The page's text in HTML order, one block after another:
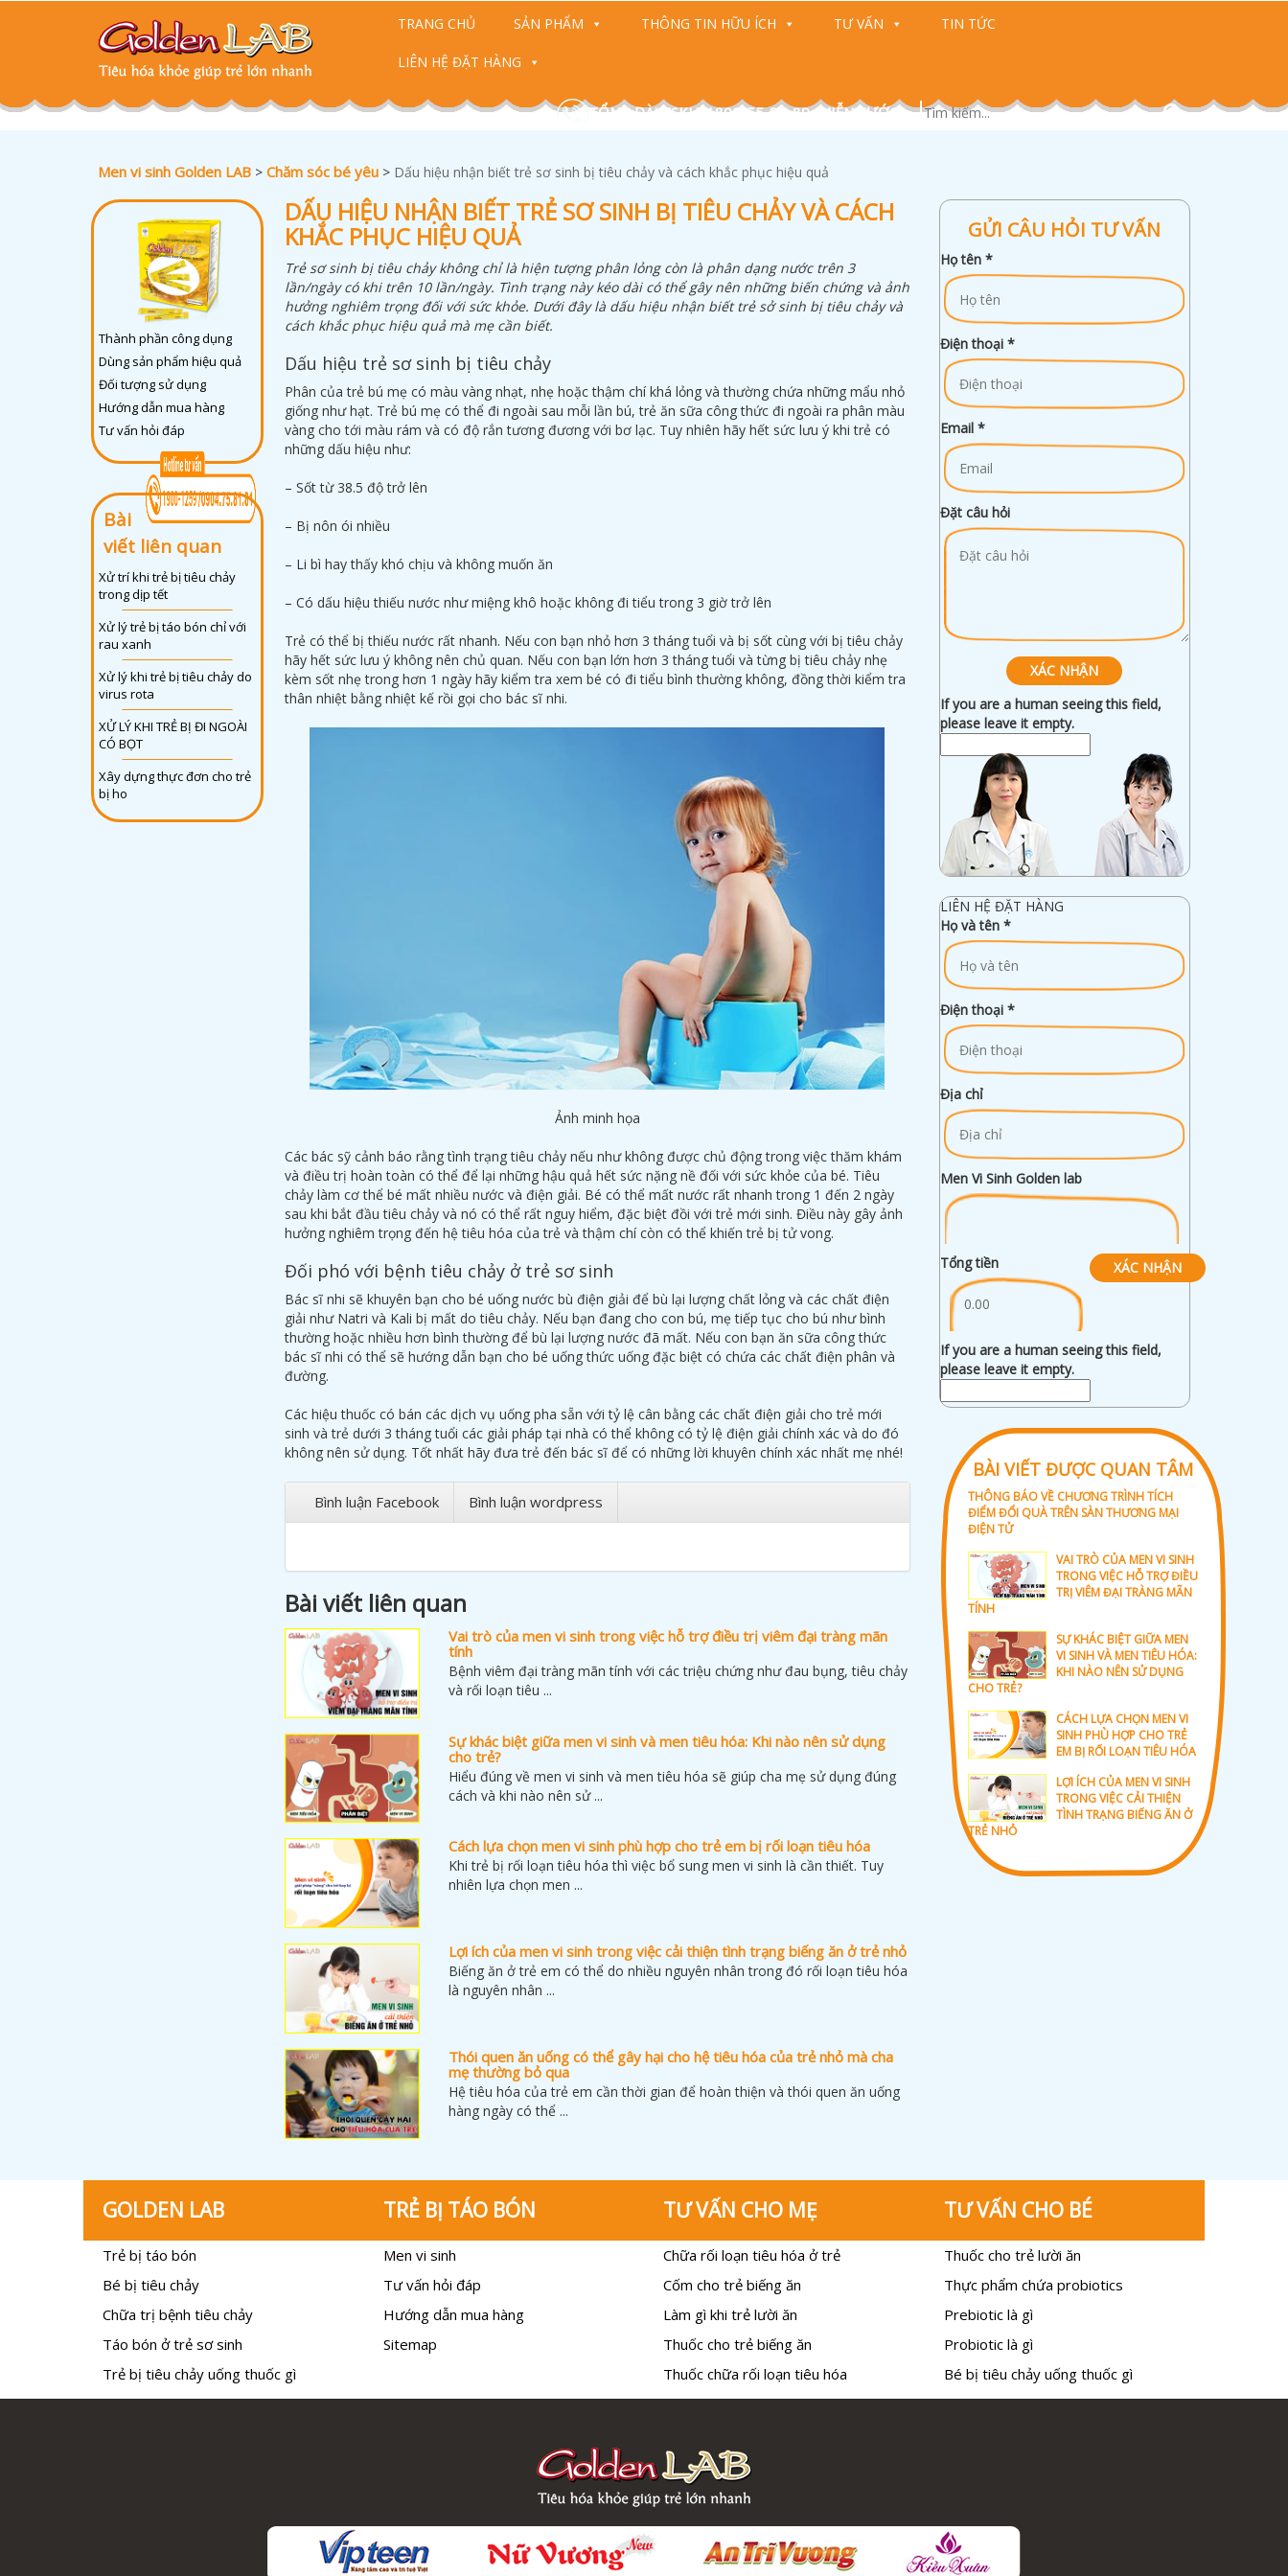
TRANG CHỦ SẢN PHẨM THÔNG TIN HỮU ÍCH TƯ VẤN TIN TỨC
LIÊN HỆ ĐẶT HÀNG
TỔNG ĐÀI CSKH: 1800-55-88-89 (MIỄN CƯỚC)
Men vi sinh Golden LAB > Chăm sóc bé yêu > Dấu hiệu nhận biết trẻ sơ sinh bị tiêu chảy và cách khắc phục hiệu quả
Thành phần công dụng
Dùng sản phẩm hiệu quả
Đối tượng sử dụng
Hướng dẫn mua hàng
Tư vấn hỏi đáp
Bài
viết liên quan
Xử trí khi trẻ bị tiêu chảy
trong dịp tết
Xử lý trẻ bị táo bón chỉ với
rau xanh
Xử lý khi trẻ bị tiêu chảy do
virus rota
XỬ LÝ KHI TRẺ BỊ ĐI NGOÀI
CÓ BỌT
Xây dựng thực đơn cho trẻ
bị ho
DẤU HIỆU NHẬN BIẾT TRẺ SƠ SINH BỊ TIÊU CHẢY VÀ CÁCH
KHẮC PHỤC HIỆU QUẢ
Trẻ sơ sinh bị tiêu chảy không chỉ là hiện tượng phân lỏng còn là phân dạng nước trên 3
lần/ngày có khi trên 10 lần/ngày. Tình trạng này kéo dài có thể gây nên những biến chứng và ảnh
hưởng nghiêm trọng đối với sức khỏe. Dưới đây là dấu hiệu nhận biết trẻ sở sinh bị tiêu chảy và
cách khắc phục hiệu quả mà mẹ cần biết.
Dấu hiệu trẻ sơ sinh bị tiêu chảy
Phân của trẻ bú mẹ có màu vàng nhạt, nhẹ hoặc thậm chí khá lỏng và thường chứa những mẩu nhỏ
giống như hạt. Trẻ bú mẹ có thể đi ngoài sau mỗi lần bú, trẻ ăn sữa công thức đi ngoài ra phân màu
vàng cho tới màu rám và có độ rắn tương đương với bơ lạc. Tuy nhiên hãy hết sức lưu ý khi trẻ có
những dấu hiệu như:
– Sốt từ 38.5 độ trở lên
– Bị nôn ói nhiều
– Li bì hay thấy khó chịu và không muốn ăn
– Có dấu hiệu thiếu nước như miệng khô hoặc không đi tiểu trong 3 giờ trở lên
Trẻ có thể bị thiếu nước rất nhanh. Nếu con bạn nhỏ hơn 3 tháng tuổi và bị sốt cùng với bị tiêu chảy
hãy hết sức lưu ý không nên chủ quan. Nếu con bạn lớn hơn 3 tháng tuổi và từng bị tiêu chảy nhẹ
kèm sốt nhẹ trong hơn 1 ngày hãy kiểm tra xem bé có đi tiểu bình thường không, đồng thời kiểm tra
thân nhiệt bằng nhiệt kế rồi gọi cho bác sĩ nhi.
Ảnh minh họa
Các bác sỹ cảnh báo rằng tình trạng tiêu chảy nếu như không được chủ động trong việc thăm khám
và điều trị hoàn toàn có thể để lại những hậu quả hết sức nặng nề đối với sức khỏe của bé. Tiêu
chảy làm cơ thể bé mất nhiều nước và điện giải. Bé có thể mất nước rất nhanh trong 1 đến 2 ngày
sau khi bắt đầu tiêu chảy và nó có thể rất nguy hiểm, đặc biệt đồi với trẻ mới sinh. Điều này gây ảnh
hưởng nghiêm trọng đến hệ tiêu hóa của trẻ và thậm chí còn có thể khiến trẻ bị tử vong.
Đối phó với bệnh tiêu chảy ở trẻ sơ sinh
Bác sĩ nhi sẽ khuyên bạn cho bé uống nước bù điện giải để bù lại lượng chất lỏng và các chất điện
giải như Natri và Kali bị mất do tiêu chảy. Nếu bạn đang cho con bú, mẹ tiếp tục cho bú như bình
thường hoặc nhiều hơn bình thường để bù lại lượng nước đã mất. Nếu con bạn ăn sữa công thức
bác sĩ nhi có thể sẽ hướng dẫn bạn cho bé uống thức uống đặc biệt có chứa các chất điện phân và
đường.
Các hiệu thuốc có bán các dịch vụ uống pha sẵn với tỷ lệ cân bằng các chất điện giải cho trẻ mới
sinh và trẻ dưới 3 tháng tuổi các giải pháp tại nhà có thể không có tỷ lệ điện giải chính xác và do đó
không nên sử dụng. Tốt nhất hãy đưa trẻ đến bác sĩ để có những lời khuyên chính xác nhất mẹ nhé!
Bình luận Facebook Bình luận wordpress
Bài viết liên quan
Vai trò của men vi sinh trong việc hỗ trợ điều trị viêm đại tràng mãn
tính
Bệnh viêm đại tràng mãn tính với các triệu chứng như đau bụng, tiêu chảy
và rối loạn tiêu ...
Sự khác biệt giữa men vi sinh và men tiêu hóa: Khi nào nên sử dụng
cho trẻ?
Hiểu đúng về men vi sinh và men tiêu hóa sẽ giúp cha mẹ sử dụng đúng
cách và khi nào nên sử ...
Cách lựa chọn men vi sinh phù hợp cho trẻ em bị rối loạn tiêu hóa
Khi trẻ bị rối loạn tiêu hóa thì việc bổ sung men vi sinh là cần thiết. Tuy
nhiên lựa chọn men ...
Lợi ích của men vi sinh trong việc cải thiện tình trạng biếng ăn ở trẻ nhỏ
Biếng ăn ở trẻ em có thể do nhiều nguyên nhân trong đó rối loạn tiêu hóa
là nguyên nhân ...
Thói quen ăn uống có thể gây hại cho hệ tiêu hóa của trẻ nhỏ mà cha
mẹ thường bỏ qua
Hệ tiêu hóa của trẻ em cần thời gian để hoàn thiện và thói quen ăn uống
hàng ngày có thể ...
GỬI CÂU HỎI TƯ VẤN
Họ tên *
Điện thoại *
Email *
Đặt câu hỏi
If you are a human seeing this field,
please leave it empty.
LIÊN HỆ ĐẶT HÀNG
Họ và tên *
Điện thoại *
Địa chỉ
Men Vi Sinh Golden lab
Tổng tiền
0.00
If you are a human seeing this field,
please leave it empty.
BÀI VIẾT ĐƯỢC QUAN TÂM
THÔNG BÁO VỀ CHƯƠNG TRÌNH TÍCH
ĐIỂM ĐỔI QUÀ TRÊN SÀN THƯƠNG MẠI
ĐIỆN TỬ
VAI TRÒ CỦA MEN VI SINH
TRONG VIỆC HỖ TRỢ ĐIỀU
TRỊ VIÊM ĐẠI TRÀNG MÃN
TÍNH
SỰ KHÁC BIỆT GIỮA MEN
VI SINH VÀ MEN TIÊU HÓA:
KHI NÀO NÊN SỬ DỤNG
CHO TRẺ?
CÁCH LỰA CHỌN MEN VI
SINH PHÙ HỢP CHO TRẺ
EM BỊ RỐI LOẠN TIÊU HÓA
LỢI ÍCH CỦA MEN VI SINH
TRONG VIỆC CẢI THIỆN
TÌNH TRẠNG BIẾNG ĂN Ở
TRẺ NHỎ
GOLDEN LAB
Trẻ bị táo bón
Bé bị tiêu chảy
Chữa trị bệnh tiêu chảy
Táo bón ở trẻ sơ sinh
Trẻ bị tiêu chảy uống thuốc gì
TRẺ BỊ TÁO BÓN
Men vi sinh
Tư vấn hỏi đáp
Hướng dẫn mua hàng
Sitemap
TƯ VẤN CHO MẸ
Chữa rối loạn tiêu hóa ở trẻ
Cốm cho trẻ biếng ăn
Làm gì khi trẻ lười ăn
Thuốc cho trẻ biếng ăn
Thuốc chữa rối loạn tiêu hóa
TƯ VẤN CHO BÉ
Thuốc cho trẻ lười ăn
Thực phẩm chứa probiotics
Prebiotic là gì
Probiotic là gì
Bé bị tiêu chảy uống thuốc gì